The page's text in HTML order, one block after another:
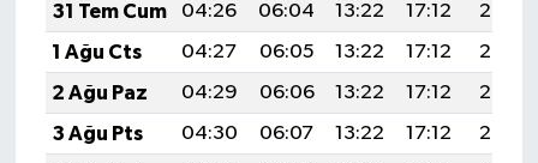
31 Tem Cum
04:26 06:04 13:22 17:12
20:29
1 Ağu Cts
04:27 06:05 13:22 17:12
20:28
2 Ağu Paz
04:29 06:06 13:22 17:12
20:27
3 Ağu Pts
04:30 06:07 13:22 17:12
20:26